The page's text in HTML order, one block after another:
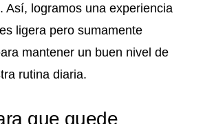
Así, logramos una experiencia
ligera pero sumamente
mantener un buen nivel de
rutina diaria.
que quede